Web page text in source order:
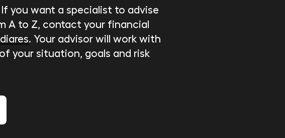
you want a specialist to advise
A to Z, contact your financial
. Your advisor will work with
your situation, goals and risk